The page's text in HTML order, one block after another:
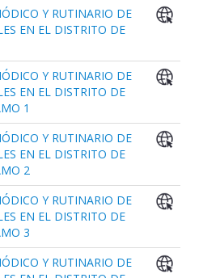
Y RUTINARIO DE
EN EL DISTRITO DE
Y RUTINARIO DE
EN EL DISTRITO DE
1
Y RUTINARIO DE
EN EL DISTRITO DE
2
Y RUTINARIO DE
EN EL DISTRITO DE
3
Y RUTINARIO DE